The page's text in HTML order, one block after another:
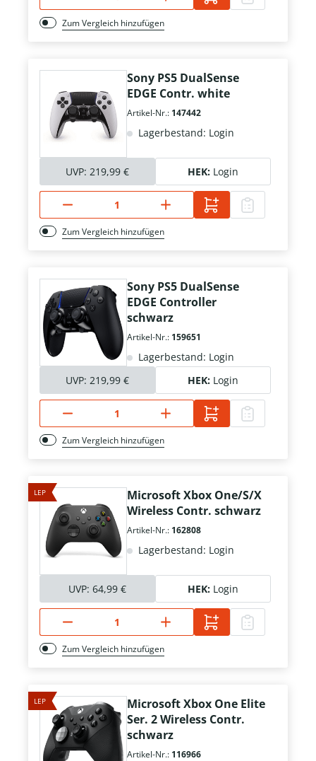
Zum Vergleich hinzufügen
Sony PS5 DualSense
EDGE Contr. white
Artikel-Nr.: 147442
Lagerbestand: Login
UVP: 219,99 € HEK: Login
Zum Vergleich hinzufügen
Sony PS5 DualSense
EDGE Controller
schwarz
Artikel-Nr.: 159651
Lagerbestand: Login
UVP: 219,99 € HEK: Login
Zum Vergleich hinzufügen
LEP
Microsoft Xbox One/S/X
Wireless Contr. schwarz
Artikel-Nr.: 162808
Lagerbestand: Login
UVP: 64,99 € HEK: Login
Zum Vergleich hinzufügen
LEP
Microsoft Xbox One Elite
Ser. 2 Wireless Contr.
schwarz
Artikel-Nr.: 116966